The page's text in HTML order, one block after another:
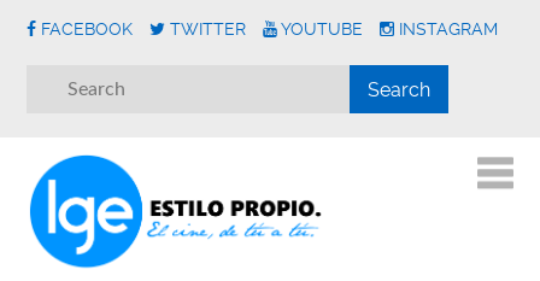
FACEBOOK TWITTER YOUTUBE INSTAGRAM